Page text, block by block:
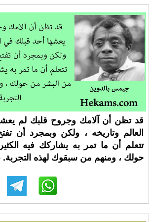
قد تظن أن آلامك وجروح قلبك لم
العالم وتاريخه ، ولكن وبمجرد أن
تتعلم أن ما تمر به يشاركك فيه
حولك ، ومنهم من سبقوك لهذه